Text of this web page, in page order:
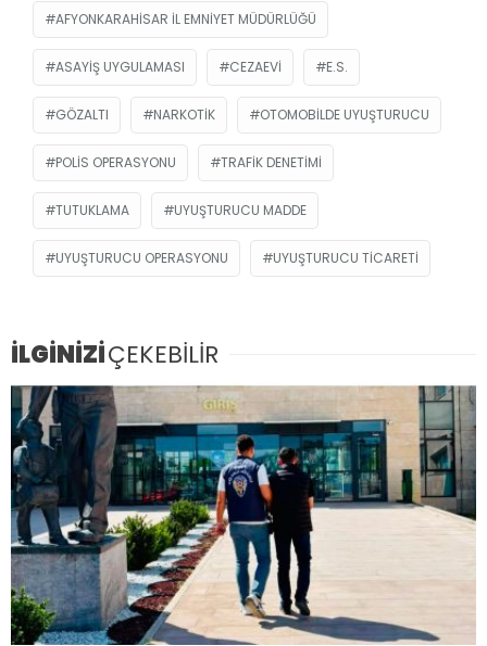
AFYONKARAHISAR İL EMNIYET MÜDÜRLÜĞÜ
ASAYIŞ UYGULAMASI CEZAEVI E.S.
GÖZALTI NARKOTIK OTOMOBILDE UYUŞTURUCU
POLIS OPERASYONU TRAFIK DENETIMI
TUTUKLAMA UYUŞTURUCU MADDE
UYUŞTURUCU OPERASYONU UYUŞTURUCU TICARETI
İLGİNİZİÇEKEBİLİR